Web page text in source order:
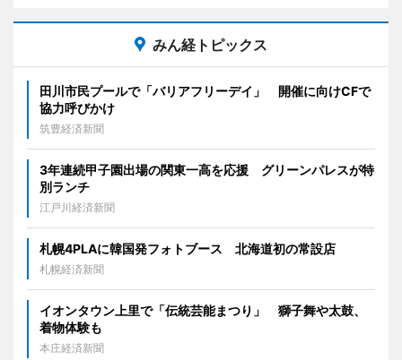
みん経トピックス
田川市民プールで「バリアフリーデイ」 開催に向けCFで
協力呼びかけ
筑豊経済新聞
3年連続甲子園出場の関東一高を応援 グリーンパレスが特
別ランチ
江戸川経済新聞
札幌4PLAに韓国発フォトブース 北海道初の常設店
札幌経済新聞
イオンタウン上里で「伝統芸能まつり」 獅子舞や太鼓、
着物体験も
本庄経済新聞